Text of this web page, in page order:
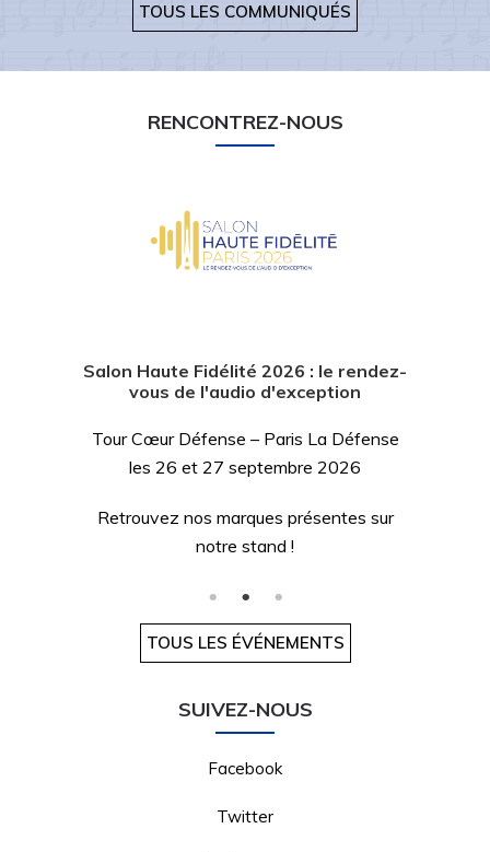
TOUS LES COMMUNIQUÉS
RENCONTREZ-NOUS
Vous n’avez pas pu vous rendre au Paris
stand présentant toutes les nouveautés
de nos marques !
SUIVEZ-NOUS
Facebook